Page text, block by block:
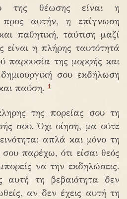
της θέωσης είναι η
προς αυτήν, η επίγνωση
παθητική, ταύτιση μαζί
είναι η πλήρης ταυτότητά
παρουσία της μορφής και
σου εκδήλωση
παύση. 1
της πορείας σου τη
σου. Όχι οίηση, μα ούτε
απλά και μόνο τη
παρέχω, ότι είσαι θεός
να την εκδηλώσεις.
αυτή τη βεβαιότητα δεν
αν δεν έχεις αυτή τη